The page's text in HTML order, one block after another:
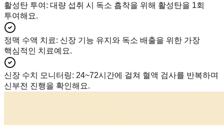
활성탄 투여 : 대량 섭취 시 독소 흡착을 위해 활성탄을 1회
투여해요.
정맥 수액 치료: 신장 기능 유지와 독소 배출을 위한 가장
핵심적인 치료예요.
신장 수치 모니터링: 24~72시간에 걸쳐 혈액 검사를 반복하며
신부전 진행을 확인해요.